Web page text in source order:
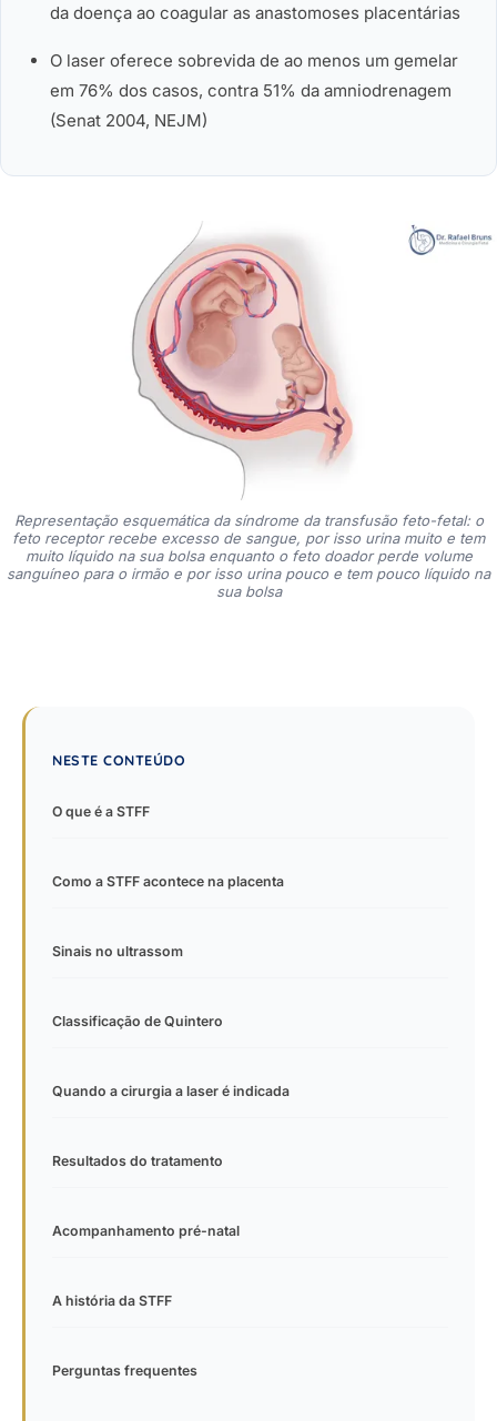
da doença ao coagular as anastomoses placentárias
O laser oferece sobrevida de ao menos um gemelar
em 76% dos casos, contra 51% da amniodrenagem
(Senat 2004, NEJM)
Representação esquemática da síndrome da transfusão feto-fetal: o
feto receptor recebe excesso de sangue, por isso urina muito e tem
muito líquido na sua bolsa enquanto o feto doador perde volume
sanguíneo para o irmão e por isso urina pouco e tem pouco líquido na
sua bolsa
NESTE CONTEÚDO
O que é a STFF
Como a STFF acontece na placenta
Sinais no ultrassom
Classificação de Quintero
Quando a cirurgia a laser é indicada
Resultados do tratamento
Acompanhamento pré-natal
A história da STFF
Perguntas frequentes